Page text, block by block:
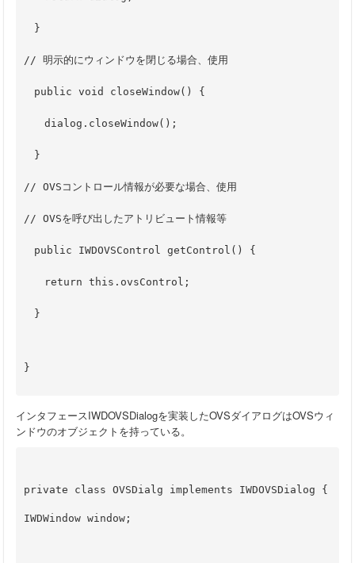
}
// 明示的にウィンドウを閉じる場合、使用
public void closeWindow() {
dialog.closeWindow();
}
// OVSコントロール情報が必要な場合、使用
// OVSを呼び出したアトリビュート情報等
public IWDOVSControl getControl() {
return this.ovsControl;
}
}
インタフェースIWDOVSDialogを実装したOVSダイアログはOVSウィ
ンドウのオブジェクトを持っている。
private class OVSDialg implements IWDOVSDialog {
IWDWindow window;